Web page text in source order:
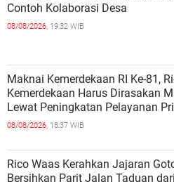
Contoh Kolaborasi Desa
08/08/2026, 19:32 WIB
Maknai Kemerdekaan RI Ke-81,
Kemerdekaan Harus Dirasakan
Lewat Peningkatan Pelayanan
08/08/2026, 18:37 WIB
Rico Waas Kerahkan Jajaran
Bersihkan Parit Jalan Taduan dari